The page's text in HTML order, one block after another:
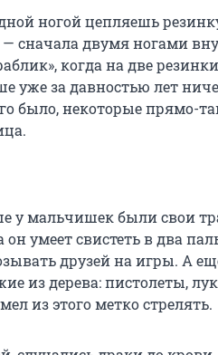
ногой цепляешь
сначала двумя ногами
когда на две
уже за давностью лет
было, некоторые прямо-
у мальчишек были свои
умеет свистеть в два
друзей на игры. А
из дерева: пистолеты,
из этого метко стрелять.